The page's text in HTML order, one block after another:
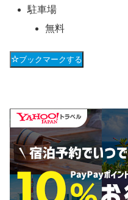
駐車場
無料
ブックマークする